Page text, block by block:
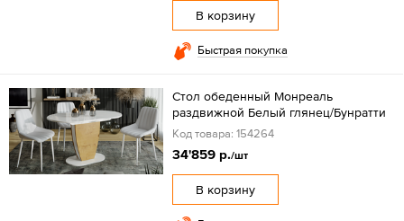
В корзину
Быстрая покупка
Стол обеденный Монреаль
раздвижной Белый глянец/Бунратти
Код товара: 154264
34'859 р./шт
В корзину